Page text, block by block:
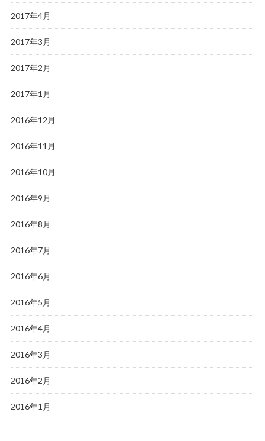
2017年4月
2017年3月
2017年2月
2017年1月
2016年12月
2016年11月
2016年10月
2016年9月
2016年8月
2016年7月
2016年6月
2016年5月
2016年4月
2016年3月
2016年2月
2016年1月